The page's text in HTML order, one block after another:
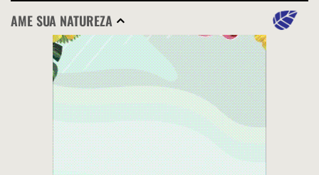
AME SUA NATUREZA